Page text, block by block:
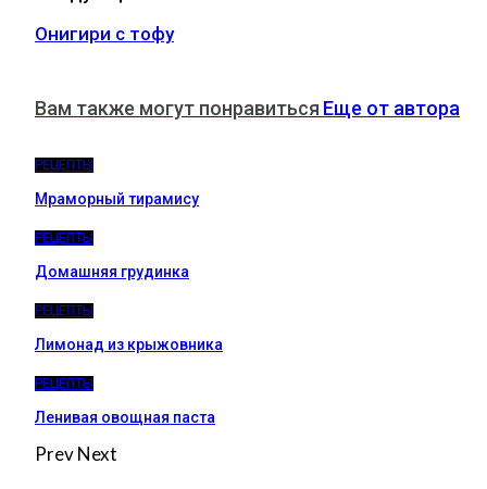
Онигири с тофу
Вам также могут понравиться Еще от автора
РЕЦЕПТЫ
Мраморный тирамису
РЕЦЕПТЫ
Домашняя грудинка
РЕЦЕПТЫ
Лимонад из крыжовника
РЕЦЕПТЫ
Ленивая овощная паста
PrevNext